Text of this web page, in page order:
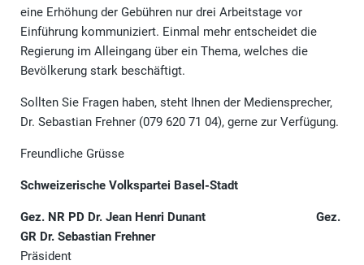
eine Erhöhung der Gebühren nur drei Arbeitstage vor
Einführung kommuniziert. Einmal mehr entscheidet die
Regierung im Alleingang über ein Thema, welches die
Bevölkerung stark beschäftigt.
Sollten Sie Fragen haben, steht Ihnen der Mediensprecher,
Dr. Sebastian Frehner (079 620 71 04), gerne zur Verfügung.
Freundliche Grüsse
Schweizerische Volkspartei Basel-Stadt
Gez. NR PD Dr. Jean Henri Dunant
Gez.
GR Dr. Sebastian Frehner
Präsident